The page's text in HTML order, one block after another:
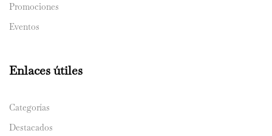
Promociones
Eventos
Enlaces útiles
Categorías
Destacados